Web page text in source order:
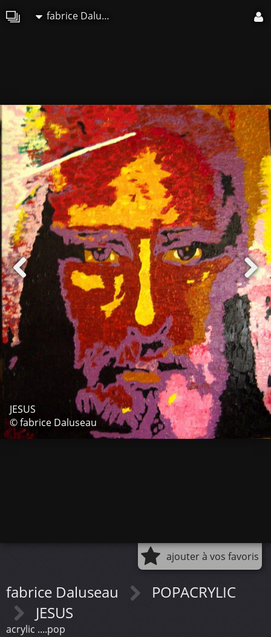
fabrice Daluseau
JESUS
© fabrice Daluseau
ajouter à vos favoris
fabrice Daluseau
POPACRYLIC
JESUS
acrylic ....pop